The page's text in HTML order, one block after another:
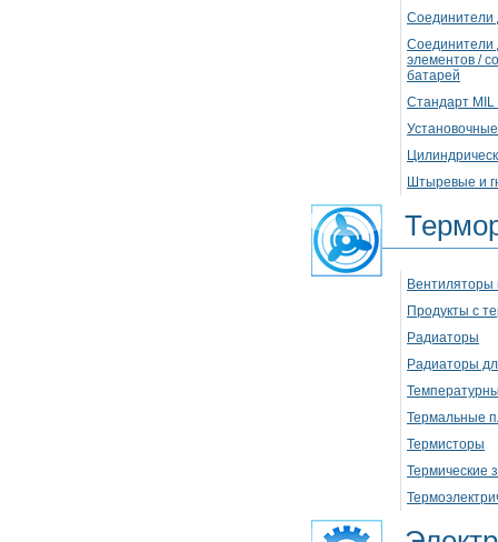
Соединители
Соединители
элементов /
батарей
Стандарт MIL
Штыревые и
Вентиляторы
Продукты с
Радиаторы
Радиаторы
Термальные
Термисторы
Термические